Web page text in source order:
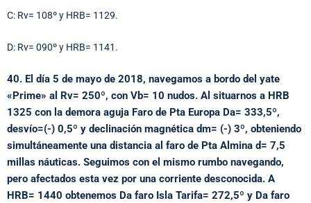
C: Rv= 108º y HRB= 1129.
D: Rv= 090º y HRB= 1141.
40. El día 5 de mayo de 2018, navegamos a bordo del yate
«Prime» al Rv= 250º, con Vb= 10 nudos. Al situarnos a HRB
1325 con la demora aguja Faro de Pta Europa Da= 333,5º,
desvío=(-) 0,5º y declinación magnética dm= (-) 3º, obteniendo
simultáneamente una distancia al faro de Pta Almina d= 7,5
millas náuticas. Seguimos con el mismo rumbo navegando,
pero afectados esta vez por una corriente desconocida. A
HRB= 1440 obtenemos Da faro Isla Tarifa= 272,5º y Da faro